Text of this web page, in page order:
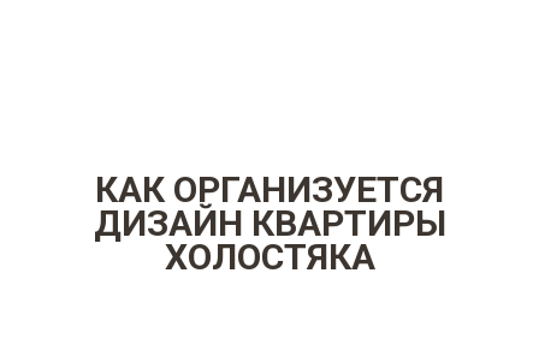
КАК ОРГАНИЗУЕТСЯ
ДИЗАЙН КВАРТИРЫ
ХОЛОСТЯКА